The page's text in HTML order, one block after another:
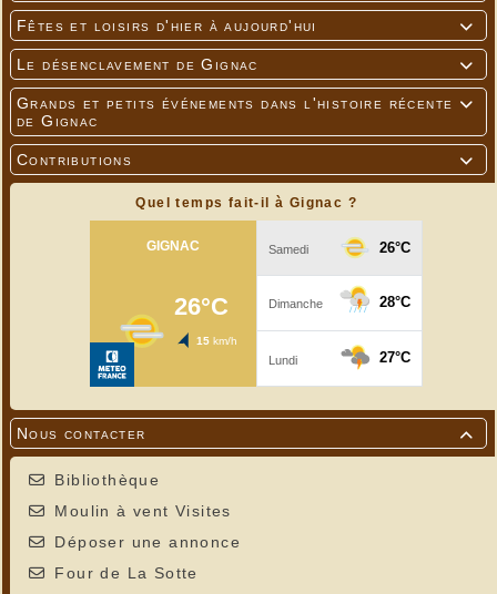

Fêtes et loisirs d'hier à aujourd'hui

Le désenclavement de Gignac

Grands et petits événements dans l'histoire récente
de Gignac

Contributions
Quel temps fait-il à Gignac ?

Nous contacter
Bibliothèque
Moulin à vent Visites
Déposer une annonce
Four de La Sotte